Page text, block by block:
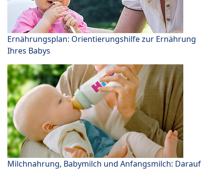
Ernährungsplan: Orientierungshilfe zur Ernährung
Ihres Babys
Milchnahrung, Babymilch und Anfangsmilch: Darauf